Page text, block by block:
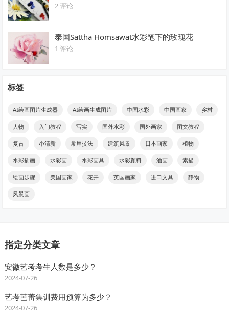
2 评论
泰国Sattha Homsawat水彩笔下的玫瑰花
1 评论
标签
AI绘画图片生成器 AI绘画生成图片 中国水彩 中国画家 乡村
人物 入门教程 写实 国外水彩 国外画家 图文教程
复古 小清新 常用技法 建筑风景 日本画家 植物
水彩插画 水彩画 水彩画具 水彩颜料 油画 素描
绘画步骤 美国画家 花卉 英国画家 进口文具 静物
风景画
指定分类文章
安徽艺考考生人数是多少？
2024-07-26
艺考芭蕾集训费用预算为多少？
2024-07-26